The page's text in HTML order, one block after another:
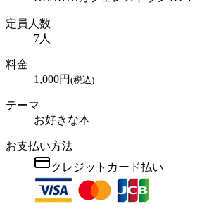
定員人数
7人
料金
1,000円 (税込)
テーマ
お好きな本
お支払い方法
クレジットカード払い